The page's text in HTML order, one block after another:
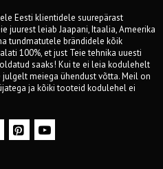
Eesti klientidele suurepärast
juurest leiab Jaapani, Itaalia, Ameerika
tundmatutele brändidele kõik
100%, et just Teie tehnika uuesti
saaks! Kui te ei leia kodulehelt
meiega ühendust võtta. Meil on
ja kõiki tooteid kodulehel ei